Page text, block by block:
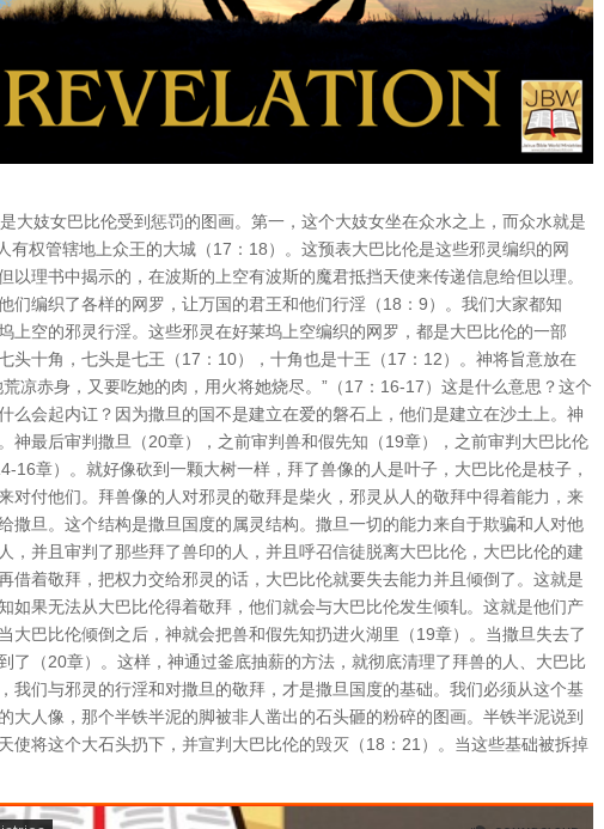
大妓女巴比伦受到惩罚的图画。第一，这个大妓女坐在众水之上，而众水就是
权管辖地上众王的大城（17：18）。这预表大巴比伦是这些邪灵编织的网
理书中揭示的，在波斯的上空有波斯的魔君抵挡天使来传递信息给但以理。
们编织了各样的网罗，让万国的君王和他们行淫（18：9）。我们大家都知
上空的邪灵行淫。这些邪灵在好莱坞上空编织的网罗，都是大巴比伦的一部
头十角，七头是七王（17：10），十角也是十王（17：12）。神将旨意放在
凉赤身，又要吃她的肉，用火将她烧尽。”（17：16-17）这是什么意思？这个
么会起内讧？因为撒旦的国不是建立在爱的磐石上，他们是建立在沙土上。神
神最后审判撒旦（20章），之前审判兽和假先知（19章），之前审判大巴比伦
16章）。就好像砍到一颗大树一样，拜了兽像的人是叶子，大巴比伦是枝子，
对付他们。拜兽像的人对邪灵的敬拜是柴火，邪灵从人的敬拜中得着能力，来
撒旦。这个结构是撒旦国度的属灵结构。撒旦一切的能力来自于欺骗和人对他
，并且审判了那些拜了兽印的人，并且呼召信徒脱离大巴比伦，大巴比伦的建
借着敬拜，把权力交给邪灵的话，大巴比伦就要失去能力并且倾倒了。这就是
如果无法从大巴比伦得着敬拜，他们就会与大巴比伦发生倾轧。这就是他们产
大巴比伦倾倒之后，神就会把兽和假先知扔进火湖里（19章）。当撒旦失去了
了（20章）。这样，神通过釜底抽薪的方法，就彻底清理了拜兽的人、大巴比
我们与邪灵的行淫和对撒旦的敬拜，才是撒旦国度的基础。我们必须从这个基
大人像，那个半铁半泥的脚被非人凿出的石头砸的粉碎的图画。半铁半泥说到
使将这个大石头扔下，并宣判大巴比伦的毁灭（18：21）。当这些基础被拆掉